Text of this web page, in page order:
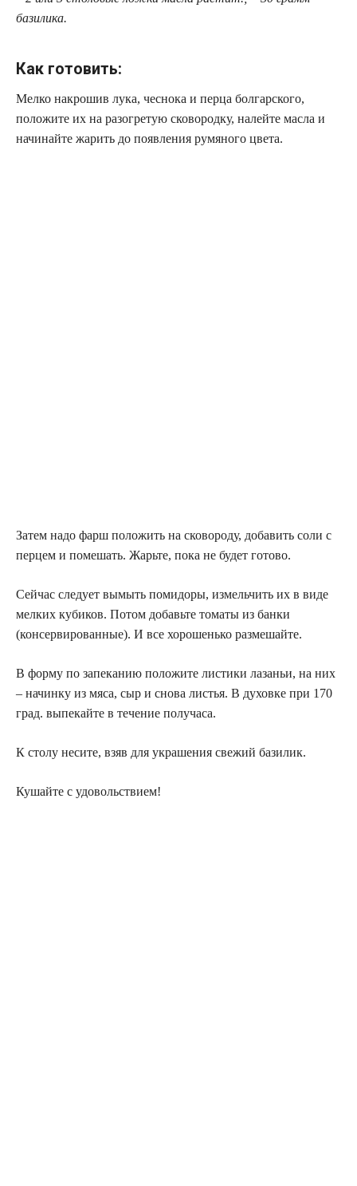
базилика.
Как готовить:
Мелко накрошив лука, чеснока и перца болгарского,
положите их на разогретую сковородку, налейте масла и
начинайте жарить до появления румяного цвета.
Затем надо фарш положить на сковороду, добавить соли с
перцем и помешать. Жарьте, пока не будет готово.
Сейчас следует вымыть помидоры, измельчить их в виде
мелких кубиков. Потом добавьте томаты из банки
(консервированные). И все хорошенько размешайте.
В форму по запеканию положите листики лазаньи, на них
– начинку из мяса, сыр и снова листья. В духовке при 170
град. выпекайте в течение получаса.
К столу несите, взяв для украшения свежий базилик.
Кушайте с удовольствием!